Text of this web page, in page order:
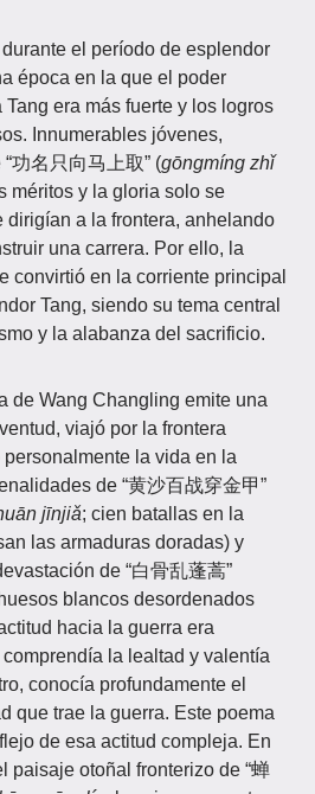
el período de esplendor
época en la que el poder
era más fuerte y los logros
Innumerables jóvenes,
功名只向马上取” (gōngmíng zhǐ
méritos y la gloria solo se
dirigían a la frontera, anhelando
una carrera. Por ello, la
convirtió en la corriente principal
Tang, siendo su tema central
y la alabanza del sacrificio.
de Wang Changling emite una
viajó por la frontera
la vida en la
de “黄沙百战穿金甲”
jīnjiǎ; cien batallas en la
las armaduras doradas) y
de “白骨乱蓬蒿”
blancos desordenados
hacia la guerra era
la lealtad y valentía
conocía profundamente el
que trae la guerra. Este poema
de esa actitud compleja. En
paisaje otoñal fronterizo de “蝉